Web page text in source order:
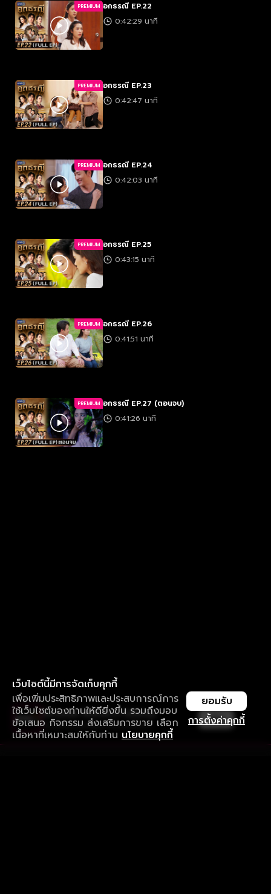
PREMIUM อกธรณี EP.22
0:42:29 นาที
PREMIUM อกธรณี EP.23
0:42:47 นาที
PREMIUM อกธรณี EP.24
0:42:03 นาที
PREMIUM อกธรณี EP.25
0:43:15 นาที
PREMIUM อกธรณี EP.26
0:41:51 นาที
PREMIUM อกธรณี EP.27 (ตอนจบ)
0:41:26 นาที
เว็บไซต์นี้มีการจัดเก็บคุกกี้
เพื่อเพิ่มประสิทธิภาพและประสบการณ์การ
ใช้เว็บไซต์ของท่านให้ดียิ่งขึ้น รวมถึงมอบ
ข้อเสนอ กิจกรรม ส่งเสริมการขาย เลือก
เนื้อหาที่เหมาะสมให้กับท่าน นโยบายคุกกี้
การตั้งค่าคุกกี้
ยอมรับ
ใช้งานแอป ลื่นไหลกว่า ไม่มีสะดุด
ดาวน์โหลดแอปเพื่อการรับชมที่ดีกว่า เปิด